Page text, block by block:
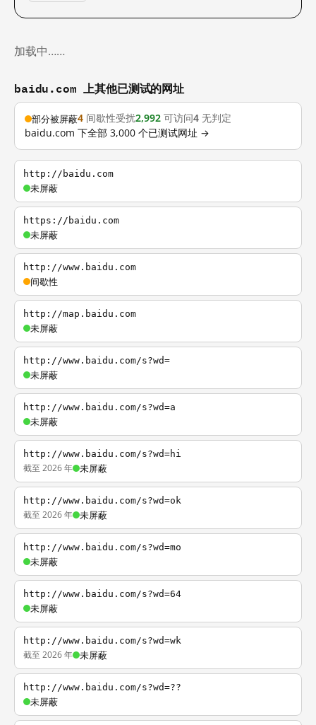
加载中……
baidu.com 上其他已测试的网址
部分被屏蔽4 间歇性受扰2,992 可访问4 无判定
baidu.com 下全部 3,000 个已测试网址 →
http://baidu.com
未屏蔽
https://baidu.com
未屏蔽
http://www.baidu.com
间歇性
http://map.baidu.com
未屏蔽
http://www.baidu.com/s?wd=
未屏蔽
http://www.baidu.com/s?wd=a
未屏蔽
http://www.baidu.com/s?wd=hi
截至 2026 年 未屏蔽
http://www.baidu.com/s?wd=ok
截至 2026 年 未屏蔽
http://www.baidu.com/s?wd=mo
未屏蔽
http://www.baidu.com/s?wd=64
未屏蔽
http://www.baidu.com/s?wd=wk
截至 2026 年 未屏蔽
http://www.baidu.com/s?wd=??
未屏蔽